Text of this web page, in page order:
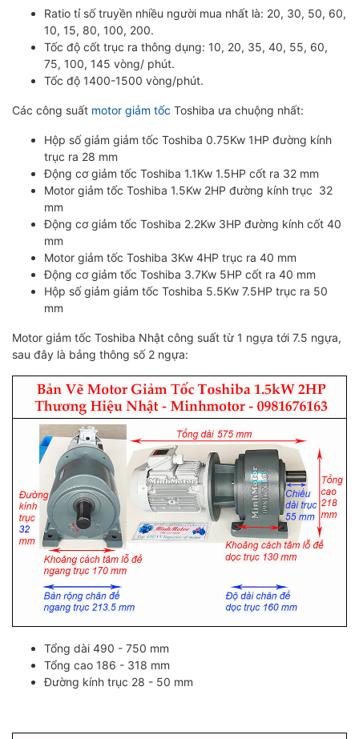
Ratio tỉ số truyền nhiều người mua nhất là: 20, 30, 50, 60,
10, 15, 80, 100, 200.
Tốc độ cốt trục ra thông dụng: 10, 20, 35, 40, 55, 60,
75, 100, 145 vòng/ phút.
Tốc độ 1400-1500 vòng/phút.
Các công suất motor giảm tốc Toshiba ưa chuộng nhất:
Hộp số giảm giảm tốc Toshiba 0.75Kw 1HP đường kính
trục ra 28 mm
Động cơ giảm tốc Toshiba 1.1Kw 1.5HP cốt ra 32 mm
Motor giảm tốc Toshiba 1.5Kw 2HP đường kính trục 32
mm
Động cơ giảm tốc Toshiba 2.2Kw 3HP đường kính cốt 40
mm
Motor giảm tốc Toshiba 3Kw 4HP trục ra 40 mm
Động cơ giảm tốc Toshiba 3.7Kw 5HP cốt ra 40 mm
Hộp số giảm giảm tốc Toshiba 5.5Kw 7.5HP trục ra 50
mm
Motor giảm tốc Toshiba Nhật công suất từ 1 ngựa tới 7.5 ngựa,
sau đây là bảng thông số 2 ngựa:
Tổng dài 490 - 750 mm
Tổng cao 186 - 318 mm
Đường kính trục 28 - 50 mm